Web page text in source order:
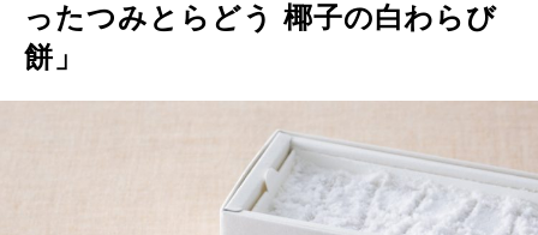
ったつみとらどう 椰子の白わらび
餅」